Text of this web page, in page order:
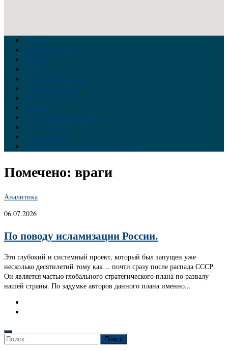
Главная
Война на Украине
Новости
Аналитика
Тайны Геополитики
Российские элиты
Теория заговора
Украина
Новый Мировой Порядок
Тайны истории
Обратная связь
Правила комментирования материалов
Помечено: враги
Аналитика
06.07.2026
По поводу исламизации России.
Это глубокий и системный проект, который был запущен уже
несколько десятилетий тому как… почти сразу после распада СССР.
Он является частью глобального стратегического плана по развалу
нашей страны. По задумке авторов данного плана именно...
Найти: